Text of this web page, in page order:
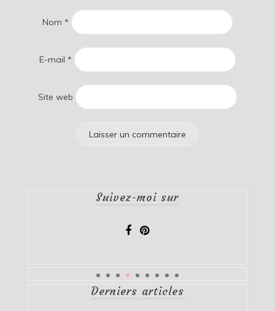
Nom *
E-mail *
Site web
Suivez-moi sur
Derniers articles